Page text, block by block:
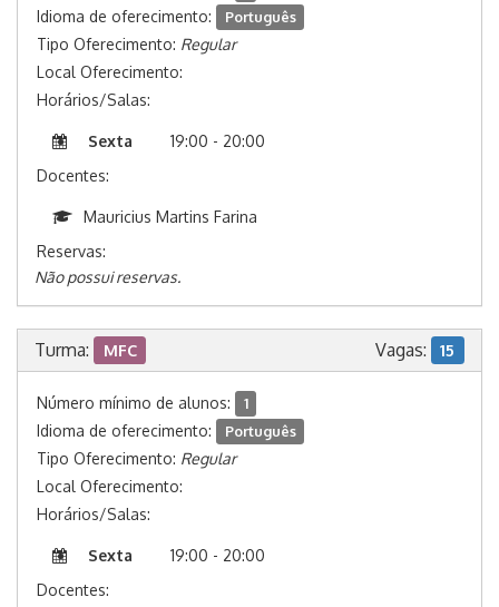
Idioma de oferecimento: Português
Tipo Oferecimento: Regular
Local Oferecimento:
Horários/Salas:
Sexta
19:00 - 20:00
Docentes:
Mauricius Martins Farina
Reservas:
Não possui reservas.
Turma: MFC Vagas: 15
Número mínimo de alunos: 1
Idioma de oferecimento: Português
Tipo Oferecimento: Regular
Local Oferecimento:
Horários/Salas:
Sexta
19:00 - 20:00
Docentes: